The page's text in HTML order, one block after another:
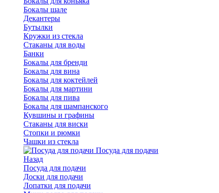
Бокалы шале
Декантеры
Бутылки
Кружки из стекла
Стаканы для воды
Банки
Бокалы для бренди
Бокалы для вина
Бокалы для коктейлей
Бокалы для мартини
Бокалы для пива
Бокалы для шампанского
Кувшины и графины
Стаканы для виски
Стопки и рюмки
Чашки из стекла
Посуда для подачи
Назад
Посуда для подачи
Доски для подачи
Лопатки для подачи